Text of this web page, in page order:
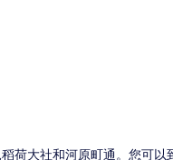
荷大社和河原町通。您可